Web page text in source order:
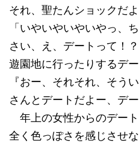
それ、聖たんショックだよ
「いやいやいやいやっ、
さい、え、デートって！
遊園地に行ったりするデ
『おー、それそれ、そ
さんとデートだよー、デー
年上の女性からのデート
全く色っぽさを感じさせ